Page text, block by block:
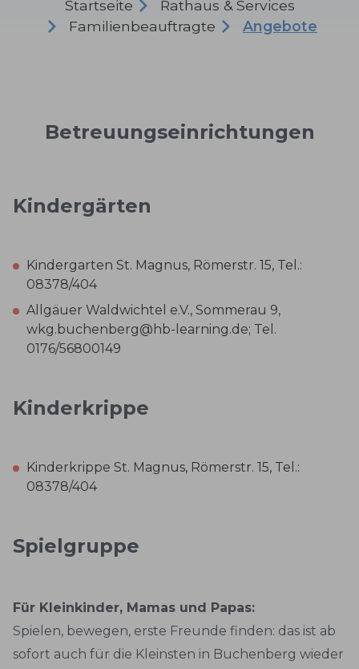
Startseite
Rathaus & Services
Familienbeauftragte
Angebote
Betreuungseinrichtungen
Kindergärten
Kindergarten St. Magnus, Römerstr. 15, Tel.:
08378/404
Allgäuer Waldwichtel e.V., Sommerau 9,
wkg.buchenberg@hb-learning.de; Tel.
0176/56800149
Kinderkrippe
Kinderkrippe St. Magnus, Römerstr. 15, Tel.:
08378/404
Spielgruppe
Für Kleinkinder, Mamas und Papas:
Spielen, bewegen, erste Freunde finden: das ist ab
sofort auch für die Kleinsten in Buchenberg wieder